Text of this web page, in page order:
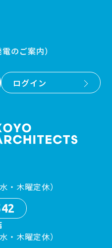
のご案内）
ログイン
・木曜定休）
・木曜定休）